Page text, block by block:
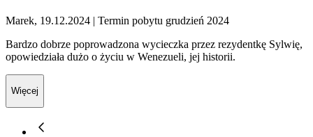
Marek, 19.12.2024 | Termin pobytu grudzień 2024
Bardzo dobrze poprowadzona wycieczka przez rezydentkę Sylwię,
opowiedziała dużo o życiu w Wenezueli, jej historii.
Więcej